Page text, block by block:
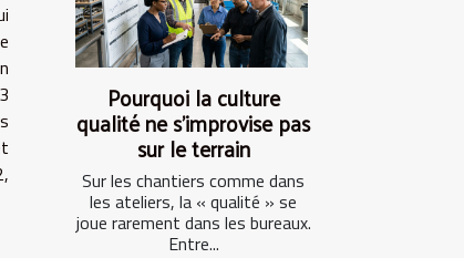
Pourquoi la culture
qualité ne s’improvise pas
sur le terrain
Sur les chantiers comme dans
les ateliers, la « qualité » se
joue rarement dans les bureaux.
Entre...